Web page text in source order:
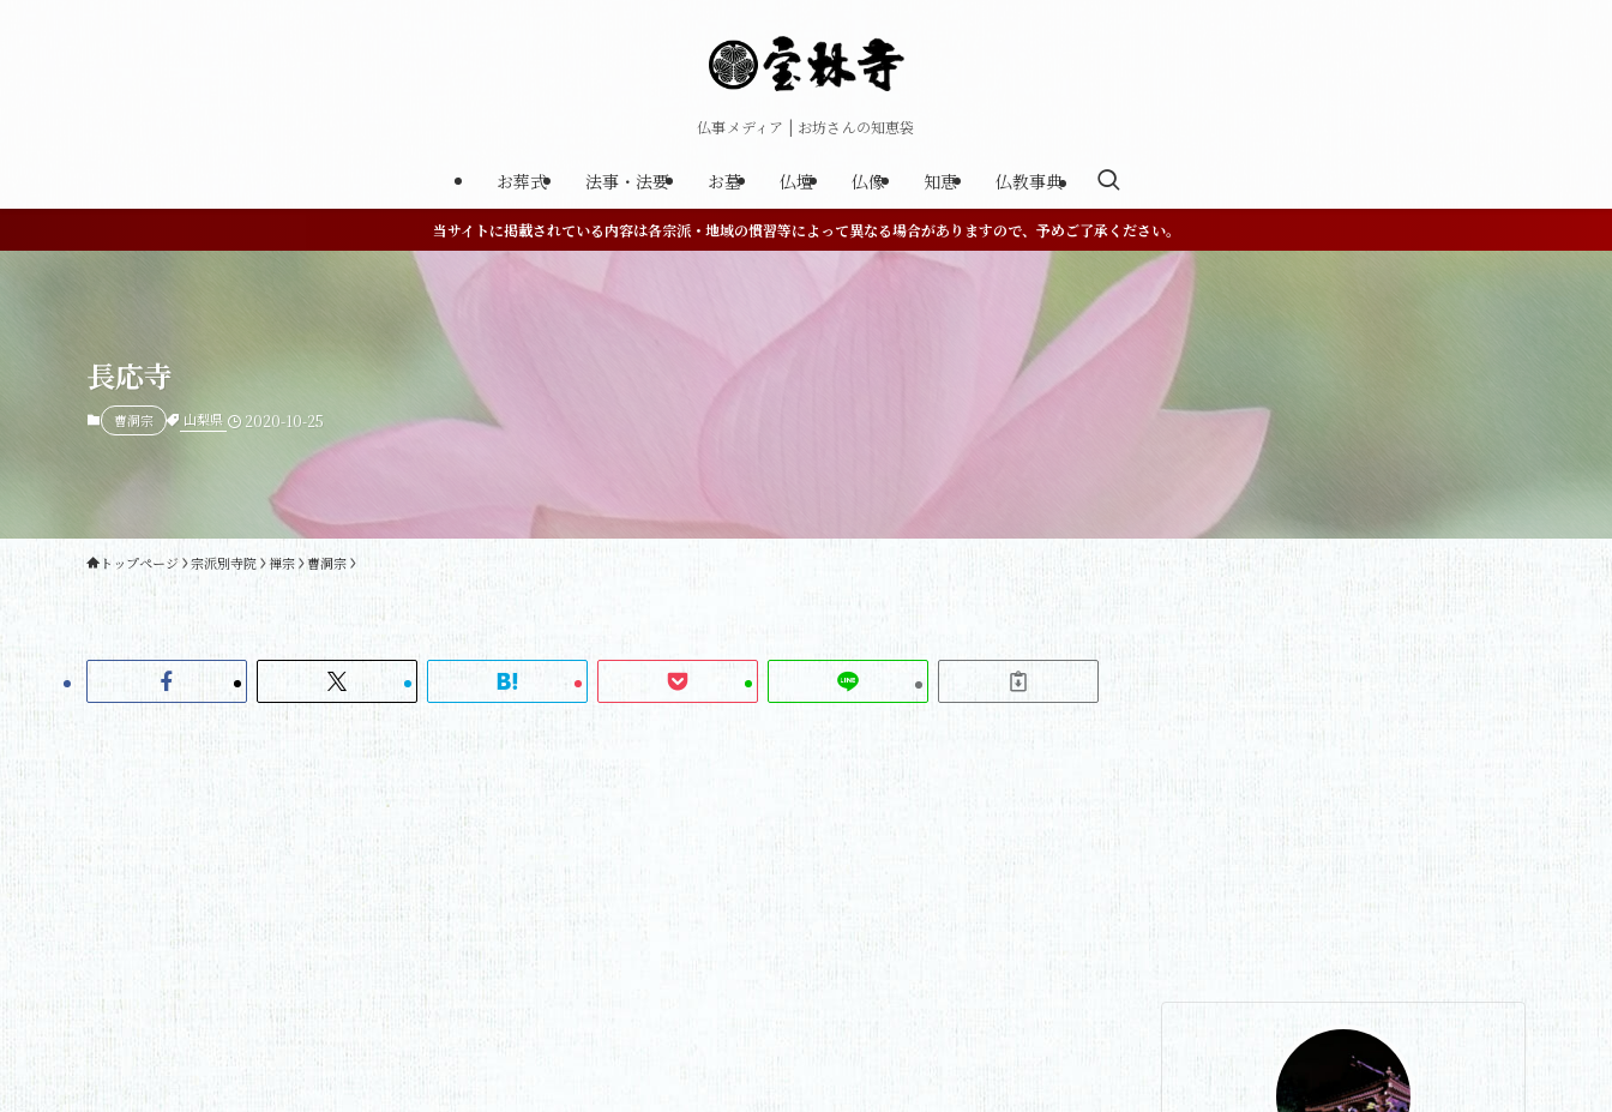
仏事メディア | お坊さんの知恵袋
お葬式 法事・法要 お墓 仏壇 仏像 知恵 仏教事典
当サイトに掲載されている内容は各宗派・地域の慣習等によって異なる場合がありますので、予めご了承ください。
長応寺
曹洞宗 山梨県 2020-10-25
トップページ 宗派別寺院 禅宗 曹洞宗